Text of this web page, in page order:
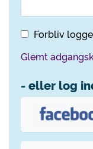
Forbliv
Glemt
- eller log